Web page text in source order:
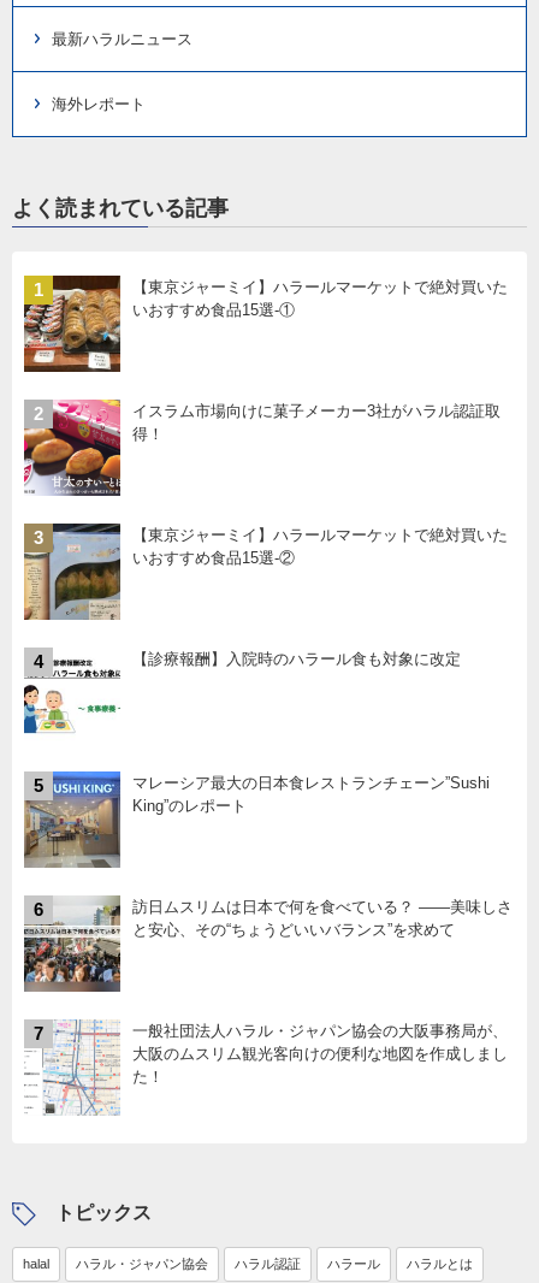
最新ハラルニュース
海外レポート
よく読まれている記事
1
【東京ジャーミイ】ハラールマーケットで絶対買いた
いおすすめ食品15選-①
2
イスラム市場向けに菓子メーカー3社がハラル認証取
得！
3
【東京ジャーミイ】ハラールマーケットで絶対買いた
いおすすめ食品15選-②
4 【診療報酬】入院時のハラール食も対象に改定
5
マレーシア最大の日本食レストランチェーン”Sushi
King”のレポート
6
訪日ムスリムは日本で何を食べている？ ――美味しさ
と安心、その“ちょうどいいバランス”を求めて
7
一般社団法人ハラル・ジャパン協会の大阪事務局が、
大阪のムスリム観光客向けの便利な地図を作成しまし
た！
トピックス
halal ハラル・ジャパン協会 ハラル認証 ハラール ハラルとは